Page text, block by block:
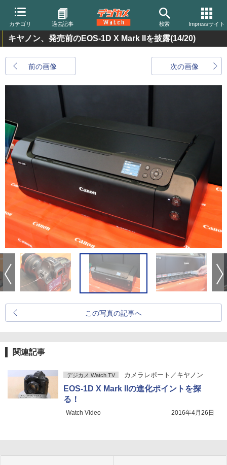
カテゴリ 過去記事 検索 Impressサイト
キヤノン、発売前のEOS-1D X Mark IIを披露(14/20)
前の画像 次の画像
この写真の記事へ
関連記事
デジカメ Watch TV カメラレポート／キヤノン
EOS-1D X Mark IIの進化ポイントを探
る！
Watch Video 2016年4月26日